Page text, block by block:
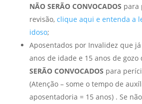
NÃO SERÃO CONVOCADOS para
revisão, clique aqui e entenda a
idoso;
Aposentados por Invalidez que
anos de idade e 15 anos de
SERÃO CONVOCADOS para
(Atenção – some o tempo de
aposentadoria = 15 anos) . Se